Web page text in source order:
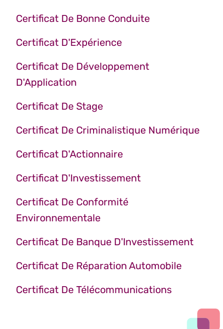
Certificat De Bonne Conduite
Certificat D'Expérience
Certificat De Développement
D'Application
Certificat De Stage
Certificat De Criminalistique Numérique
Certificat D'Actionnaire
Certificat D'Investissement
Certificat De Conformité
Environnementale
Certificat De Banque D'Investissement
Certificat De Réparation Automobile
Certificat De Télécommunications